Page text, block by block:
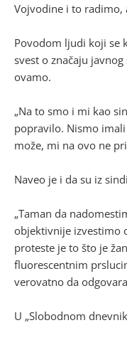
Vojvodine i to radimo,
Povodom ljudi koji se
svest o značaju
ovamo.
„Na to smo i mi kao
popravilo. Nismo
može, mi na ovo ne
Naveo je i da su iz
„Taman da
objektivnije izvestimo
proteste je to što je
fluorescentnim
verovatno da
U „Slobodnom